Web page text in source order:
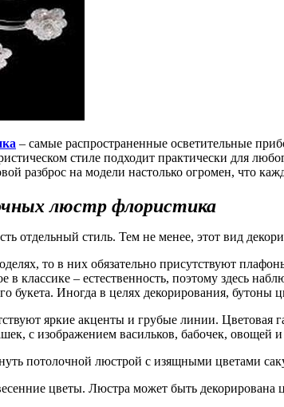
– самые распространенные осветительные
стиле подходит практически для
разброс на модели настолько огромен, что
люстр флористика
отдельный стиль. Тем не менее, этот вид
то в них обязательно присутствуют
классике – естественность, поэтому здесь
букета. Иногда в целях декорирования, бутоны
яркие акценты и грубые линии. Цветовая
с изображением васильков, бабочек, овощей
потолочной люстрой с изящными цветами
цветы. Люстра может быть